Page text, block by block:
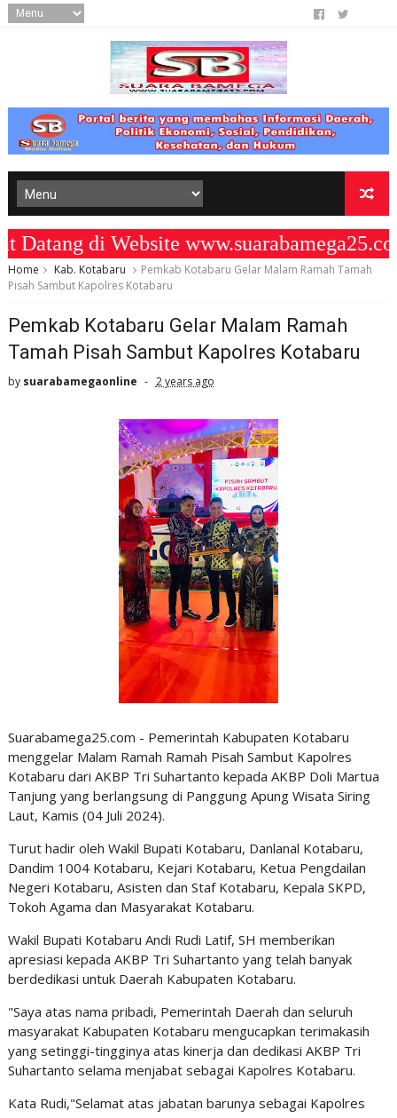
di Website www.suarabamega25.com
Home Kab. Kotabaru
Pemkab Kotabaru Gelar Malam Ramah Tamah
Pisah Sambut Kapolres Kotabaru
Pemkab Kotabaru Gelar Malam Ramah
Tamah Pisah Sambut Kapolres Kotabaru
by suarabamegaonline 2 years ago
Suarabamega25.com - Pemerintah Kabupaten Kotabaru
menggelar Malam Ramah Ramah Pisah Sambut Kapolres
Kotabaru dari AKBP Tri Suhartanto kepada AKBP Doli Martua
Tanjung yang berlangsung di Panggung Apung Wisata Siring
Laut, Kamis (04 Juli 2024).
Turut hadir oleh Wakil Bupati Kotabaru, Danlanal Kotabaru,
Dandim 1004 Kotabaru, Kejari Kotabaru, Ketua Pengdailan
Negeri Kotabaru, Asisten dan Staf Kotabaru, Kepala SKPD,
Tokoh Agama dan Masyarakat Kotabaru.
Wakil Bupati Kotabaru Andi Rudi Latif, SH memberikan
apresiasi kepada AKBP Tri Suhartanto yang telah banyak
berdedikasi untuk Daerah Kabupaten Kotabaru.
"Saya atas nama pribadi, Pemerintah Daerah dan seluruh
masyarakat Kabupaten Kotabaru mengucapkan terimakasih
yang setinggi-tingginya atas kinerja dan dedikasi AKBP Tri
Suhartanto selama menjabat sebagai Kapolres Kotabaru.
Kata Rudi,"Selamat atas jabatan barunya sebagai Kapolres